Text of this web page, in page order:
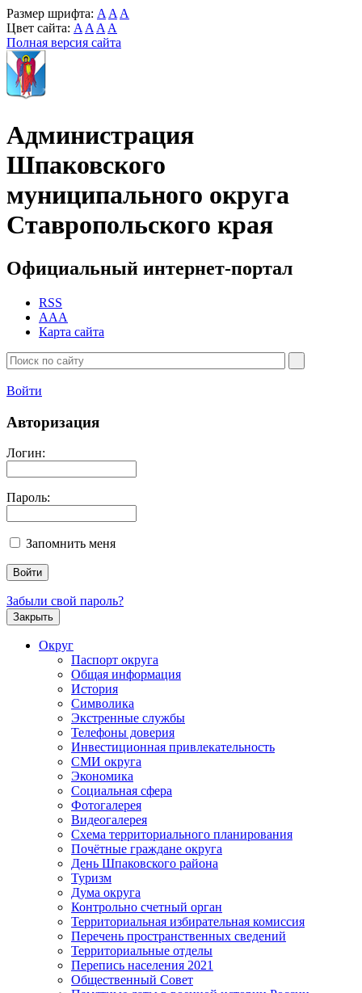
Размер шрифта: A A A
Цвет сайта: A A A A
Полная версия сайта
Администрация
Шпаковского
муниципального округа
Ставропольского края
Официальный интернет-портал
RSS
AAA
Карта сайта
Войти
Авторизация
Логин:
Пароль:
Запомнить меня
Забыли свой пароль?
Закрыть
Округ
Паспорт округа
Общая информация
История
Символика
Экстренные службы
Телефоны доверия
Инвестиционная привлекательность
СМИ округа
Экономика
Социальная сфера
Фотогалерея
Видеогалерея
Схема территориального планирования
Почётные граждане округа
День Шпаковского района
Туризм
Дума округа
Контрольно счетный орган
Территориальная избирательная комиссия
Перечень пространственных сведений
Территориальные отделы
Перепись населения 2021
Общественный Совет